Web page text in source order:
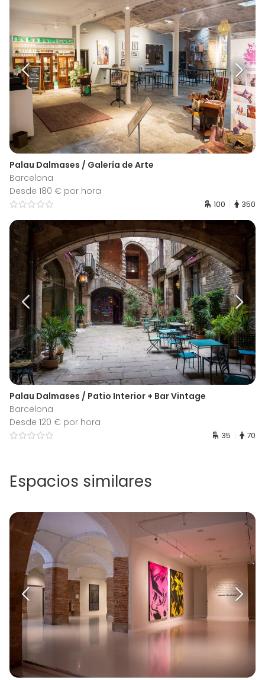
Palau Dalmases / Galería de Arte
Barcelona
Desde 180 € por hora
100 350
Palau Dalmases / Patio Interior + Bar Vintage
Barcelona
Desde 120 € por hora
35 70
Espacios similares